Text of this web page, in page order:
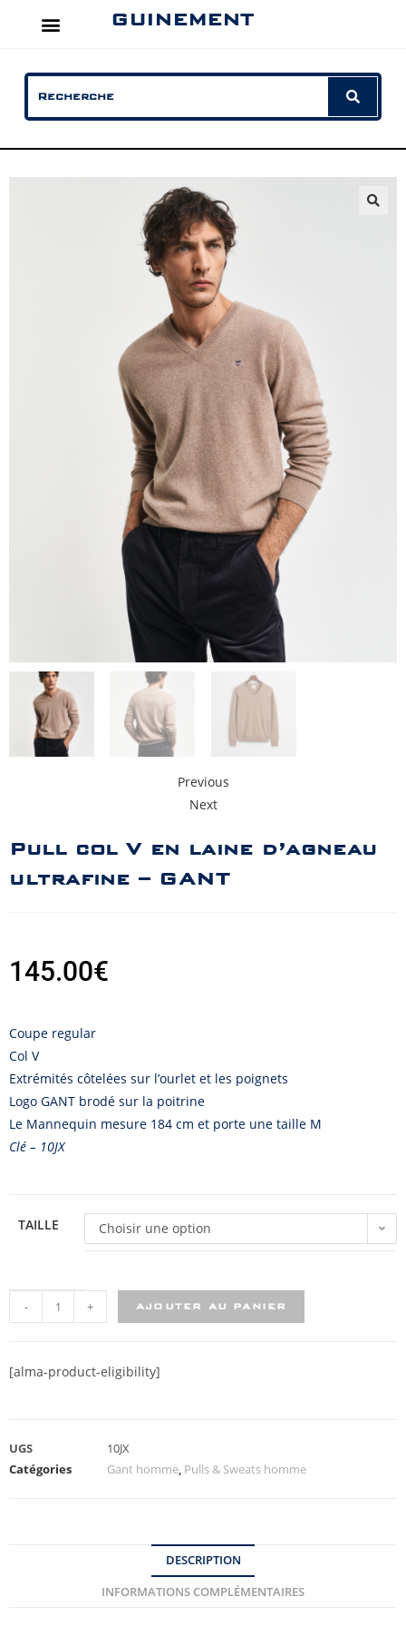
GUINEMENT
Previous
Next
Pull col V en laine d’agneau
ultrafine – GANT
145.00€
Coupe regular
Col V
Extrémités côtelées sur l’ourlet et les poignets
Logo GANT brodé sur la poitrine
Le Mannequin mesure 184 cm et porte une taille M
Clé – 10JX
TAILLE Choisir une option
- + AJOUTER AU PANIER
[alma-product-eligibility]
UGS
10JX
Catégories
Gant homme, Pulls & Sweats homme
DESCRIPTION
INFORMATIONS COMPLÉMENTAIRES